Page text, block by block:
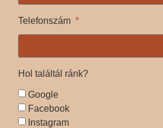
Telefonszám
Hol találtál ránk?
Google
Facebook
Instagram